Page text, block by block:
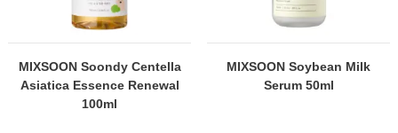
MIXSOON Soondy Centella
Asiatica Essence Renewal
100ml
MIXSOON Soybean Milk
Serum 50ml